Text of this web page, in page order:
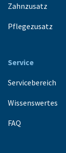
Zahnzusatz
Pflegezusatz
Service
Servicebereich
Wissenswertes
FAQ